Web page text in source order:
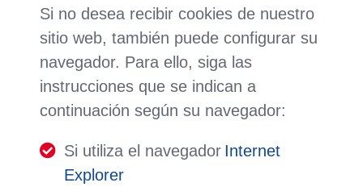
Si no desea recibir cookies de nuestro
sitio web, también puede configurar su
navegador. Para ello, siga las
instrucciones que se indican a
continuación según su navegador:
Si utiliza el navegador Internet
Explorer